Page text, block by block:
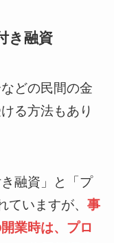
き融資
どの民間の金
る方法もあり
融資」と「プ
ていますが、 事
業時は、プロ